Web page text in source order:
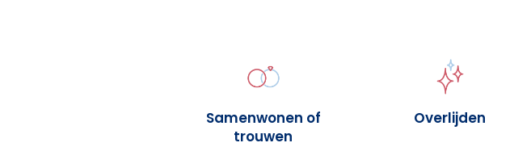
Samenwonen of
trouwen
Overlijden